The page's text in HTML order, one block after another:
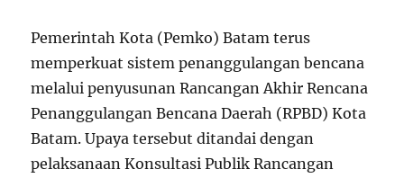
Pemerintah Kota (Pemko) Batam terus
memperkuat sistem penanggulangan bencana
melalui penyusunan Rancangan Akhir Rencana
Penanggulangan Bencana Daerah (RPBD) Kota
Batam. Upaya tersebut ditandai dengan
pelaksanaan Konsultasi Publik Rancangan